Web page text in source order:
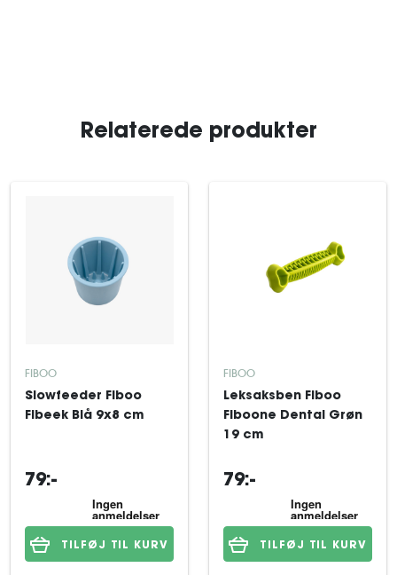
Relaterede produkter
FIBOO
Slowfeeder Fiboo
Fibeek Blå 9x8 cm
79:-
TILFØJ TIL KURV
FIBOO
Leksaksben Fiboo
Fiboone Dental Grøn
19 cm
79:-
TILFØJ TIL KURV